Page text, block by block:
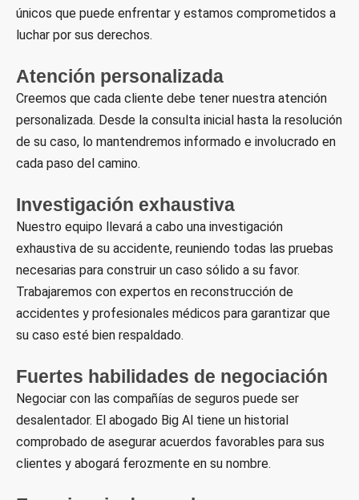
únicos que puede enfrentar y estamos comprometidos a
luchar por sus derechos.
Atención personalizada
Creemos que cada cliente debe tener nuestra atención
personalizada. Desde la consulta inicial hasta la resolución
de su caso, lo mantendremos informado e involucrado en
cada paso del camino.
Investigación exhaustiva
Nuestro equipo llevará a cabo una investigación
exhaustiva de su accidente, reuniendo todas las pruebas
necesarias para construir un caso sólido a su favor.
Trabajaremos con expertos en reconstrucción de
accidentes y profesionales médicos para garantizar que
su caso esté bien respaldado.
Fuertes habilidades de negociación
Negociar con las compañías de seguros puede ser
desalentador. El abogado Big Al tiene un historial
comprobado de asegurar acuerdos favorables para sus
clientes y abogará ferozmente en su nombre.